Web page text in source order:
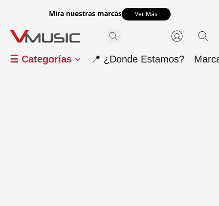
Mira nuestras marcas Ver Más
☰ Categorías 📍 ¿Donde Estamos?